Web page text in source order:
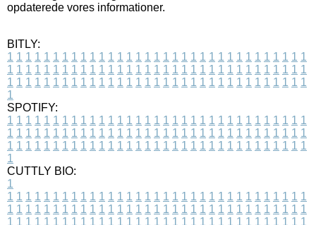
opdaterede vores informationer.
BITLY:
1 1 1 1 1 1 1 1 1 1 1 1 1 1 1 1 1 1 1 1 1 1 1 1 1 1 1 1 1 1 1 1 1
1 1 1 1 1 1 1 1 1 1 1 1 1 1 1 1 1 1 1 1 1 1 1 1 1 1 1 1 1 1 1 1 1
1 1 1 1 1 1 1 1 1 1 1 1 1 1 1 1 1 1 1 1 1 1 1 1 1 1 1 1 1 1 1 1 1
1
SPOTIFY:
1 1 1 1 1 1 1 1 1 1 1 1 1 1 1 1 1 1 1 1 1 1 1 1 1 1 1 1 1 1 1 1 1
1 1 1 1 1 1 1 1 1 1 1 1 1 1 1 1 1 1 1 1 1 1 1 1 1 1 1 1 1 1 1 1 1
1 1 1 1 1 1 1 1 1 1 1 1 1 1 1 1 1 1 1 1 1 1 1 1 1 1 1 1 1 1 1 1 1
1
CUTTLY BIO:
1
1 1 1 1 1 1 1 1 1 1 1 1 1 1 1 1 1 1 1 1 1 1 1 1 1 1 1 1 1 1 1 1 1
1 1 1 1 1 1 1 1 1 1 1 1 1 1 1 1 1 1 1 1 1 1 1 1 1 1 1 1 1 1 1 1 1
1 1 1 1 1 1 1 1 1 1 1 1 1 1 1 1 1 1 1 1 1 1 1 1 1 1 1 1 1 1 1 1 1